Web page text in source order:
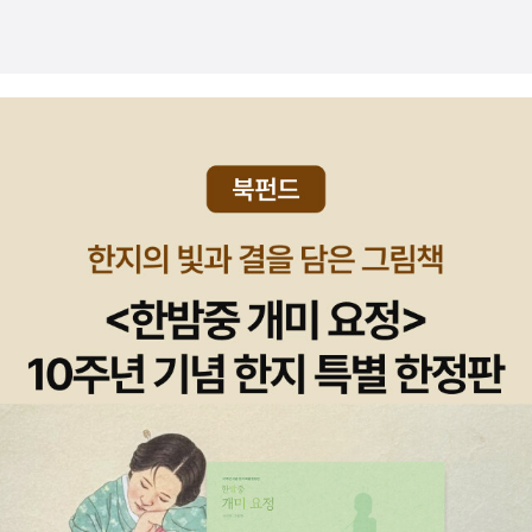
거라는 생각이 더 많이 든다는 거죠. 이충걸은 아무래도 좀 더 작은 것
에 집착.... 더 많은 관심을 가지고 있을 거란 생각이 들어요.자, 이제
이충걸과 비슷하게, 패션 잡지에 실리는 인터뷰를 한 김경의 인터뷰
집을 볼까요?김경은 패션지 월간 바자의 편집장이죠. 이 책의 인터뷰
들은 대부분 바자에 실리기 위해 작성된 것들이구요. 제목대로 소설
가 김훈의 인터뷰가 있고, 가수 싸이의 인터뷰로 끝이 나네요. 그리
고... 노무현 대통령님의 인터뷰가 있어요. 아, 이 인터뷰를 할 때는,
요. ㅠ.ㅠ김경의 인터뷰집은 특별한 형식이 없어요. 이충걸과 김혜리
의 중복이라고 할까요. 게다가 아무래도 패션지라는 형식상, 이런식
의 질문이 나올때도 있죠. 외람된 질문입니다. '나쁜 여자 매뉴얼'
느 날 여행을 가기로 했습니다.할아버지와 할머니에게,'저는 수도에
가서 일을 찾아보겠습니다' 하고 말했습니다.할아버지와 할머니는 너
무 슬펐지만, 잇슨보우시는 공기밥 그릇을 우산처럼쓰고, 바늘을 칼
우시는 아침저녁으로 계속 걸어갔지만, 걸어도 걸어도 수도는 멀어서
아직 도착할 수가 없었습니다. 도중에, 개미를 만나 길을 물었습니
다.'개미씨, 수도는 어디에 있습니까?''민들레 길, 뱀풀에서 떨어진 곳,
을 걷고 추쿠시 안을 계속 걷다가 강에 도착했습니다. 쓰고 있던 밥그
릇을 배로 삼고, 젓가락 지팡이를 노로 하여 잇슨보우시는 힘껏 강을
저어 갔습니다. 드디어 커다란 다리가 있는 곳에 오자, 많은 사람들이
둑. 귀가. 통쾌한 복수. 고전적이고도 늘 성공적인 이야기의 코드에,
쩐지 순탄치 않았다. 내가 책과 호흡을 못 맞춘 걸까? 농담이 등장한
장면에서도 시큰둥, 주인공이 위기에 빠진 장면에서도 시큰둥. 나, 이
까지... 뭐가 문젤까? 카네기 상까지 받았다는데! 그녀에게 말하
다 (김혜리) 역시 많은 분들이 짐작하시겠지만 꽃양배추님의 초강력
부채질에 잘도 넘어가 사버린 책. 글도 잘 써, 마음도 고와(글을 보면
당근 알지), 인상도 좋은 김혜리 언니에게 이제 질투도 안 난다. (그
것도 하루 이틀이지.) 송강호를 두고 '고기를 잡아 회 치는 시늉을 하
는 그의 두툼한 손을 보면서 나야말로 이 불가사의한 배우를 냅다 건
져올리고 싶어 속이 탔다. 내가 가진 것이 문장이 아니라 덫이나 그물
이었다면 오죽 좋았을까, 세 번쯤 혀를 찼다'고 하는데 이쯤 되니 나도
참 기가 막혔다. 같은 사람인데 누군 저렇고 나는 이렇고, 응? 뭐 이
리스에 대한 최고의 입문서'로 평해지는 책이다(http://blog.aladin.
co.kr/mramor/1934173참조). 원제('The Greek')대로 그냥 깔끔
하게 <그리스인들>이란 제목이 붙었더라면 하는 아쉬움이 있다. 키
토의 책과 함께 나란히 읽어볼 만한 것은 데브라 하멜의 <네아이라
재판소동>(북북서, 2008)이다. 고전학자 인 저자가 '기원전 4세기
의 아테네 사회에서 일어난 네아이라 재판 사건을 설명함으로써 당시
시대상을 파악하게 만들어주는 책'이다.'네아이라라는 고급 창녀를 두
이 자연스레 드러나도록 유도하고 있다'고 하므로 그리스 '입문'에 이
은 '실습'이라고 해도 무방하겠다(저자 자신의 직접적인 책소개는 htt
p://www.youtube.com/watch?v=blwjt0aAvgY 참조). 3. 철